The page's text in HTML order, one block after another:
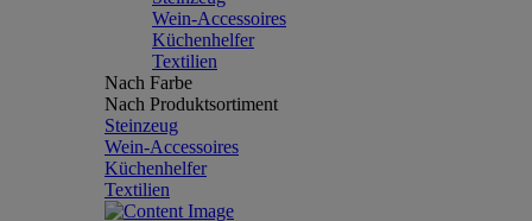
Wein-Accessoires
Küchenhelfer
Textilien
Nach Farbe
Nach Produktsortiment
Steinzeug
Wein-Accessoires
Küchenhelfer
Textilien